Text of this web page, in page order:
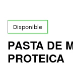
Disponible
PASTA DE
PROTEICA